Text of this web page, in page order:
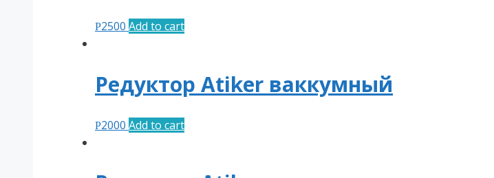
Р2500 Add to cart
Редуктор Atiker ваккумный
Р2000 Add to cart